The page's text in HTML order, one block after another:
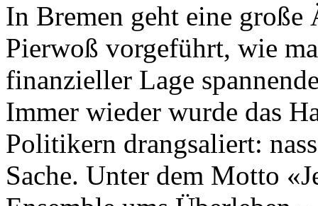
In Bremen geht eine
Pierwoß vor­ge­führt, wie
finanzieller Lage
Immer wieder wurde das
Politikern drangsaliert:
Sache. Unter dem Motto